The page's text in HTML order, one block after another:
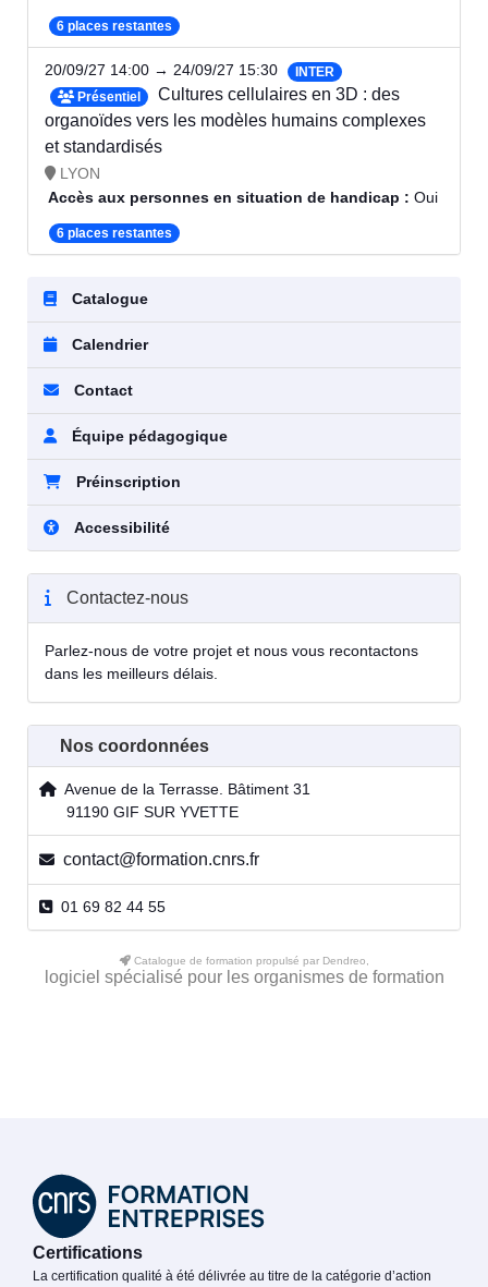
6 places restantes
20/09/27 14:00 → 24/09/27 15:30
INTER
Présentiel
Cultures cellulaires en 3D : des
organoïdes vers les modèles humains complexes
et standardisés
LYON
Accès aux personnes en situation de handicap : Oui
6 places restantes
Catalogue
Calendrier
Contact
Équipe pédagogique
Préinscription
Accessibilité
Contactez-nous
Parlez-nous de votre projet et nous vous recontactons
dans les meilleurs délais.
Nos coordonnées
Avenue de la Terrasse. Bâtiment 31
91190 GIF SUR YVETTE
contact@formation.cnrs.fr
01 69 82 44 55
Catalogue de formation propulsé par Dendreo,
logiciel spécialisé pour les organismes de formation
Certifications
La certification qualité à été délivrée au titre de la catégorie d’action